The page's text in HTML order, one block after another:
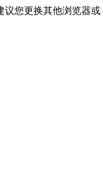
议您更换其他浏览器或